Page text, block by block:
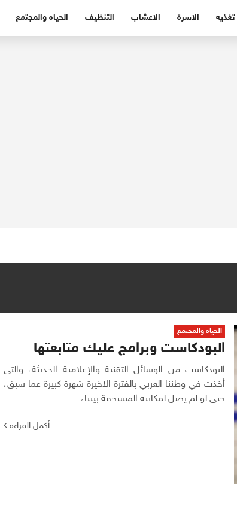
تغذيه الاسرة الاعشاب التنظيف الحياه والمجتمع
الحياه والمجتمع
البودكاست وبرامج عليك متابعتها
البودكاست من الوسائل التقنية والإعلامية الحديثة، والتي
أخذت في وطننا العربي بالفترة الاخيرة شهرة كبيرة عما سبق،
حتى لو لم يصل لمكانته المستحقة بيننا،...
أكمل القراءة